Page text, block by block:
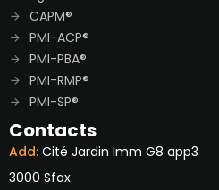
CAPM®
PMI-ACP®
PMI-PBA®
PMI-RMP®
PMI-SP®
Contacts
Add: Cité Jardin Imm G8 app3
3000 Sfax